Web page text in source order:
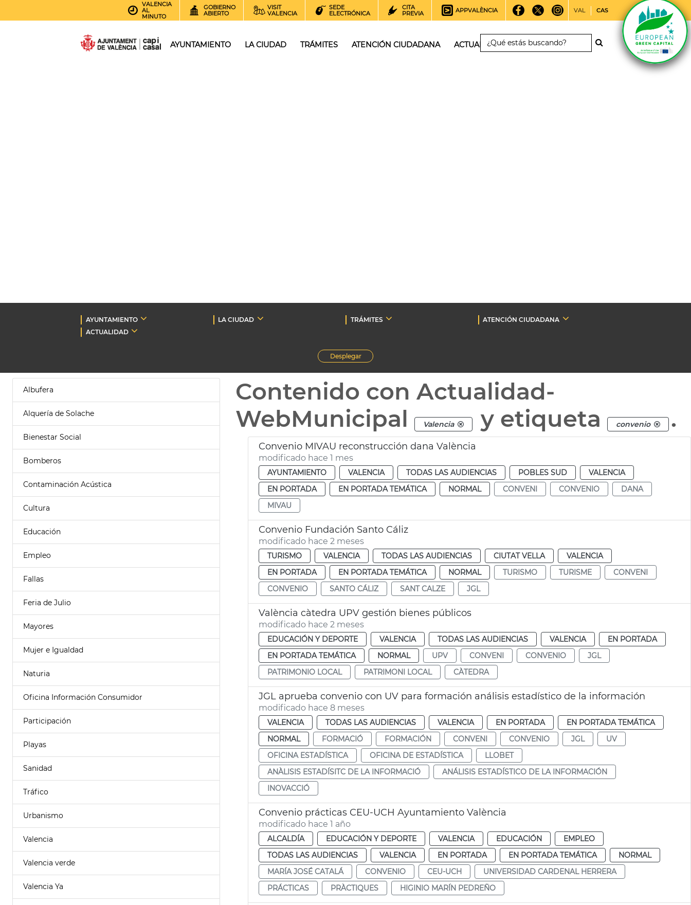
VALENCIA
AL
MINUTO
GOBIERNO
ABIERTO
VISIT
VALENCIA
SEDE
ELECTRÓNICA
CITA
PREVIA
APPVALÈNCIA VAL CAS
AYUNTAMIENTO LA CIUDAD TRÁMITES ATENCIÓN CIUDADANA ACTUALIDAD
AYUNTAMIENTO LA CIUDAD TRÁMITES
ATENCIÓN CIUDADANA
ACTUALIDAD
Desplegar
Albufera
Alquería de Solache
Bienestar Social
Bomberos
Contaminación Acústica
Cultura
Educación
Empleo
Fallas
Feria de Julio
Mayores
Mujer e Igualdad
Naturia
Oficina Información Consumidor
Participación
Playas
Sanidad
Tráfico
Urbanismo
Valencia
Valencia verde
Valencia Ya
Contenido con Actualidad-
WebMunicipal
Valencia y etiqueta convenio .
Convenio MIVAU reconstrucción dana València
modificado hace 1 mes
AYUNTAMIENTO VALENCIA TODAS LAS AUDIENCIAS POBLES SUD
VALENCIA
EN PORTADA
EN PORTADA TEMÁTICA NORMAL CONVENI CONVENIO
DANA
MIVAU
Convenio Fundación Santo Cáliz
modificado hace 2 meses
TURISMO VALENCIA TODAS LAS AUDIENCIAS CIUTAT VELLA
VALENCIA
EN PORTADA
EN PORTADA TEMÁTICA NORMAL TURISMO TURISME
CONVENI
CONVENIO
SANTO CÁLIZ SANT CALZE JGL
València càtedra UPV gestión bienes públicos
modificado hace 2 meses
EDUCACIÓN Y DEPORTE VALENCIA TODAS LAS AUDIENCIAS VALENCIA
EN PORTADA
EN PORTADA TEMÁTICA
NORMAL UPV CONVENI CONVENIO
JGL
PATRIMONIO LOCAL
PATRIMONI LOCAL CÀTEDRA
JGL aprueba convenio con UV para formación análisis estadístico de la información
modificado hace 8 meses
VALENCIA TODAS LAS AUDIENCIAS VALENCIA EN PORTADA
EN PORTADA TEMÁTICA
NORMAL
FORMACIÓ FORMACIÓN CONVENI CONVENIO JGL
UV
OFICINA ESTADÍSTICA
OFICINA DE ESTADÍSTICA
LLOBET
ANÀLISIS ESTADÍSITC DE LA INFORMACIÓ
ANÁLISIS ESTADÍSTICO DE LA INFORMACIÓN
INOVACCIÓ
Convenio prácticas CEU-UCH Ayuntamiento València
modificado hace 1 año
ALCALDÍA EDUCACIÓN Y DEPORTE VALENCIA EDUCACIÓN
EMPLEO
TODAS LAS AUDIENCIAS
VALENCIA EN PORTADA EN PORTADA TEMÁTICA
NORMAL
MARÍA JOSÉ CATALÁ
CONVENIO CEU-UCH
UNIVERSIDAD CARDENAL HERRERA
PRÁCTICAS
PRÀCTIQUES HIGINIO MARÍN PEDREÑO